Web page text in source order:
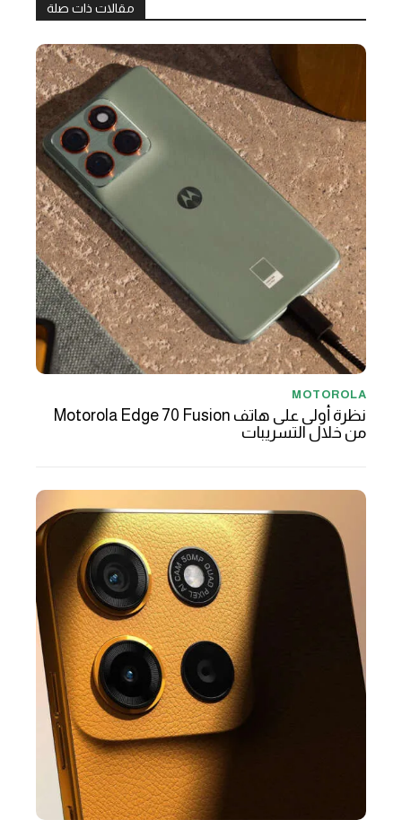
مقالات ذات صلة
MOTOROLA
نظرة أولى على هاتف Motorola Edge 70 Fusion
من خلال التسريبات